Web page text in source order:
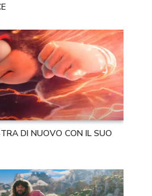
DI NUOVO CON IL SUO